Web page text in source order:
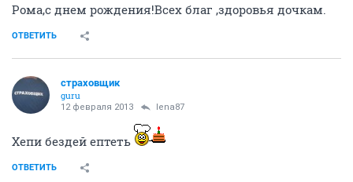
Рома,с днем рождения!Всех благ ,здоровья дочкам.
ОТВЕТИТЬ
страховщик
guru
12 февраля 2013 lena87
Хепи бездей ептеть
ОТВЕТИТЬ